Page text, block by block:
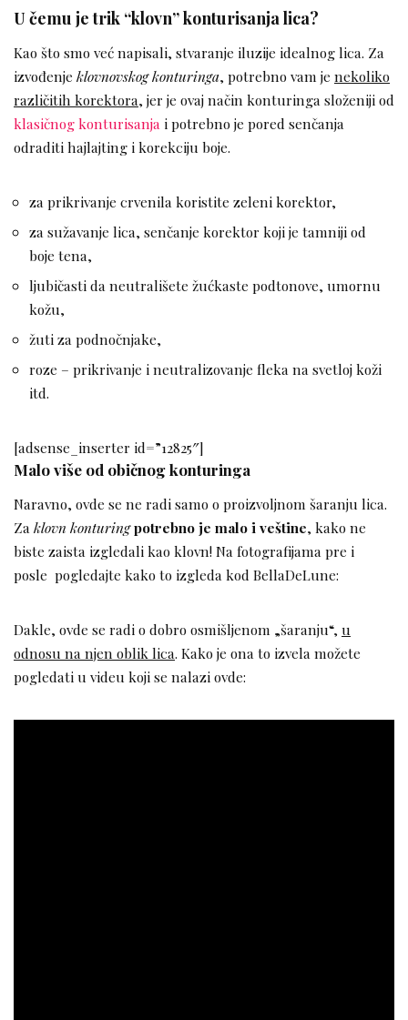
U čemu je trik “klovn” konturisanja lica?
Kao što smo već napisali, stvaranje iluzije idealnog lica. Za
izvođenje klovnovskog konturinga, potrebno vam je nekoliko
različitih korektora, jer je ovaj način konturinga složeniji od
klasičnog konturisanja i potrebno je pored senčanja
odraditi hajlajting i korekciju boje.
za prikrivanje crvenila koristite zeleni korektor,
za sužavanje lica, senčanje korektor koji je tamniji od
boje tena,
ljubičasti da neutrališete žućkaste podtonove, umornu
kožu,
žuti za podnočnjake,
roze – prikrivanje i neutralizovanje fleka na svetloj koži
itd.
[adsense_inserter id=”12825″]
Malo više od običnog konturinga
Naravno, ovde se ne radi samo o proizvoljnom šaranju lica.
Za klovn konturingpotrebno je malo i veštine, kako ne
biste zaista izgledali kao klovn! Na fotografijama pre i
posle pogledajte kako to izgleda kod BellaDeLune:
Dakle, ovde se radi o dobro osmišljenom „šaranju“, u
odnosu na njen oblik lica. Kako je ona to izvela možete
pogledati u videu koji se nalazi ovde: